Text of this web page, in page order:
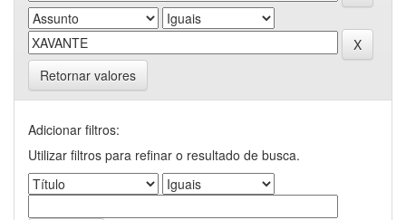
Retornar valores
Adicionar filtros:
Utilizar filtros para refinar o resultado de busca.